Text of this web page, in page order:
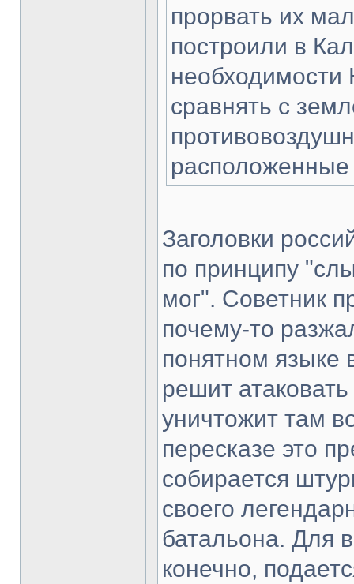
прорвать их
построили в
сравнять с
расположенные
Заголовки
по принципу
мог". Советник
почему-то
понятном языке
решит
уничтожит там
пересказе это
собирается
своего
батальона. Для
конечно,